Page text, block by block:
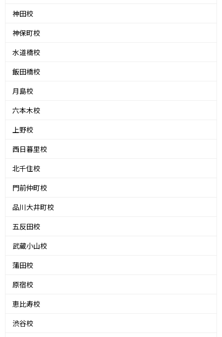
神田校
神保町校
水道橋校
飯田橋校
月島校
六本木校
上野校
西日暮里校
北千住校
門前仲町校
品川大井町校
五反田校
武蔵小山校
蒲田校
原宿校
恵比寿校
渋谷校